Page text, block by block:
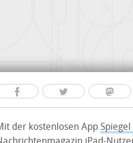
der kostenlosen App Spiegel